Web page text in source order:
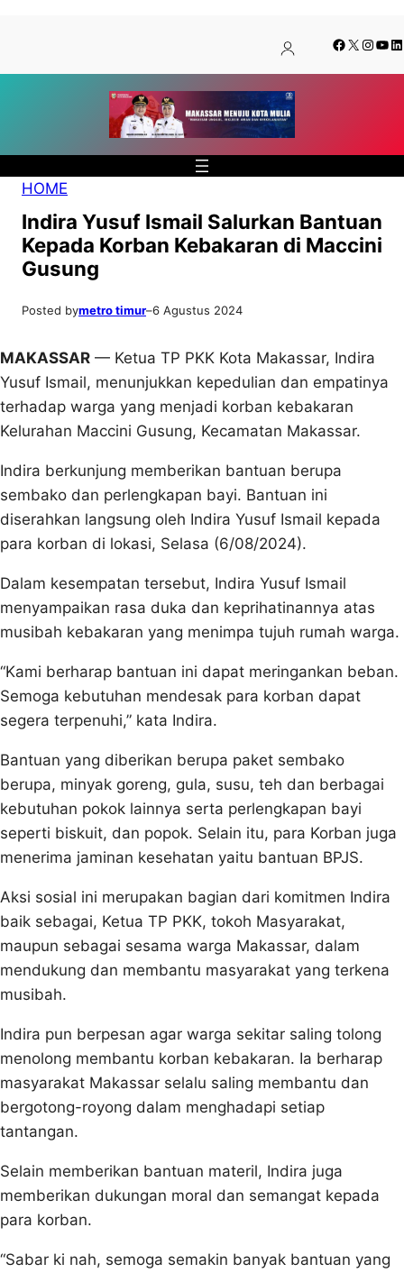
konten
content
Facebook
X
HOME
Indira Yusuf Ismail Salurkan Bantuan
Kepada Korban Kebakaran di Maccini
Gusung
Posted bymetro timur–6 Agustus 2024
MAKASSAR — Ketua TP PKK Kota Makassar, Indira
Yusuf Ismail, menunjukkan kepedulian dan empatinya
terhadap warga yang menjadi korban kebakaran
Kelurahan Maccini Gusung, Kecamatan Makassar.
Indira berkunjung memberikan bantuan berupa
sembako dan perlengkapan bayi. Bantuan ini
diserahkan langsung oleh Indira Yusuf Ismail kepada
para korban di lokasi, Selasa (6/08/2024).
Dalam kesempatan tersebut, Indira Yusuf Ismail
menyampaikan rasa duka dan keprihatinannya atas
musibah kebakaran yang menimpa tujuh rumah warga.
“Kami berharap bantuan ini dapat meringankan beban.
Semoga kebutuhan mendesak para korban dapat
segera terpenuhi,” kata Indira.
Bantuan yang diberikan berupa paket sembako
berupa, minyak goreng, gula, susu, teh dan berbagai
kebutuhan pokok lainnya serta perlengkapan bayi
seperti biskuit, dan popok. Selain itu, para Korban juga
menerima jaminan kesehatan yaitu bantuan BPJS.
Aksi sosial ini merupakan bagian dari komitmen Indira
baik sebagai, Ketua TP PKK, tokoh Masyarakat,
maupun sebagai sesama warga Makassar, dalam
mendukung dan membantu masyarakat yang terkena
musibah.
Indira pun berpesan agar warga sekitar saling tolong
menolong membantu korban kebakaran. Ia berharap
masyarakat Makassar selalu saling membantu dan
bergotong-royong dalam menghadapi setiap
tantangan.
Selain memberikan bantuan materil, Indira juga
memberikan dukungan moral dan semangat kepada
para korban.
“Sabar ki nah, semoga semakin banyak bantuan yang